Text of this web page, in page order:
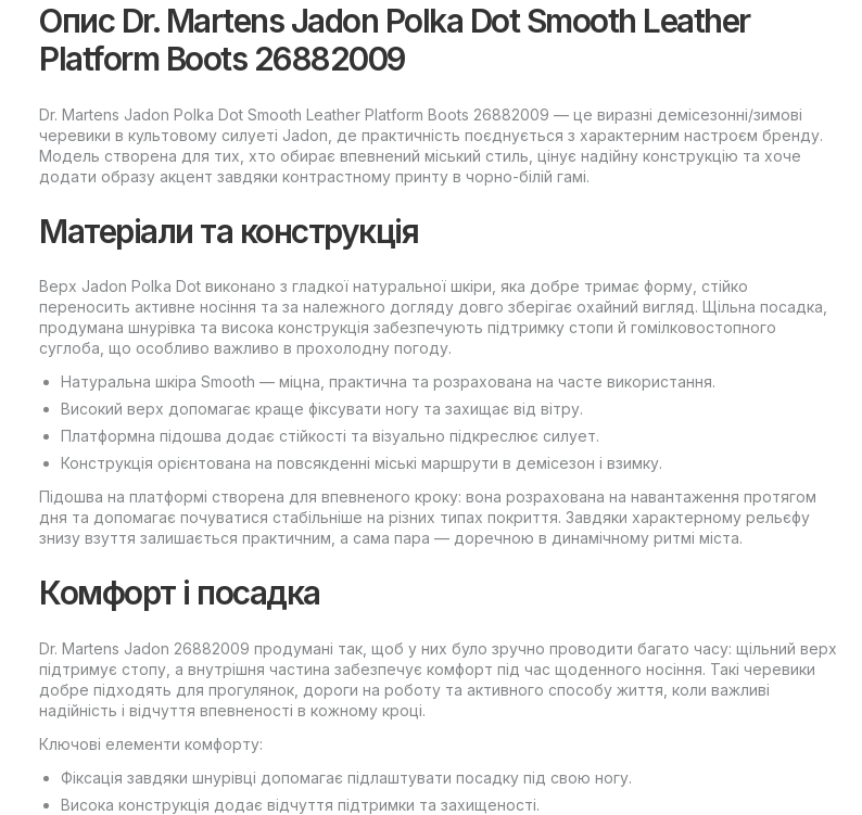
Опис Dr. Martens Jadon Polka Dot Smooth Leather
Platform Boots 26882009
Dr. Martens Jadon Polka Dot Smooth Leather Platform Boots 26882009 — це виразні демісезонні/зимові
черевики в культовому силуеті Jadon, де практичність поєднується з характерним настроєм бренду.
Модель створена для тих, хто обирає впевнений міський стиль, цінує надійну конструкцію та хоче
додати образу акцент завдяки контрастному принту в чорно-білій гамі.
Матеріали та конструкція
Верх Jadon Polka Dot виконано з гладкої натуральної шкіри, яка добре тримає форму, стійко
переносить активне носіння та за належного догляду довго зберігає охайний вигляд. Щільна посадка,
продумана шнурівка та висока конструкція забезпечують підтримку стопи й гомілковостопного
суглоба, що особливо важливо в прохолодну погоду.
Натуральна шкіра Smooth — міцна, практична та розрахована на часте використання.
Високий верх допомагає краще фіксувати ногу та захищає від вітру.
Платформна підошва додає стійкості та візуально підкреслює силует.
Конструкція орієнтована на повсякденні міські маршрути в демісезон і взимку.
Підошва на платформі створена для впевненого кроку: вона розрахована на навантаження протягом
дня та допомагає почуватися стабільніше на різних типах покриття. Завдяки характерному рельєфу
знизу взуття залишається практичним, а сама пара — доречною в динамічному ритмі міста.
Комфорт і посадка
Dr. Martens Jadon 26882009 продумані так, щоб у них було зручно проводити багато часу: щільний верх
підтримує стопу, а внутрішня частина забезпечує комфорт під час щоденного носіння. Такі черевики
добре підходять для прогулянок, дороги на роботу та активного способу життя, коли важливі
надійність і відчуття впевненості в кожному кроці.
Ключові елементи комфорту:
Фіксація завдяки шнурівці допомагає підлаштувати посадку під свою ногу.
Висока конструкція додає відчуття підтримки та захищеності.